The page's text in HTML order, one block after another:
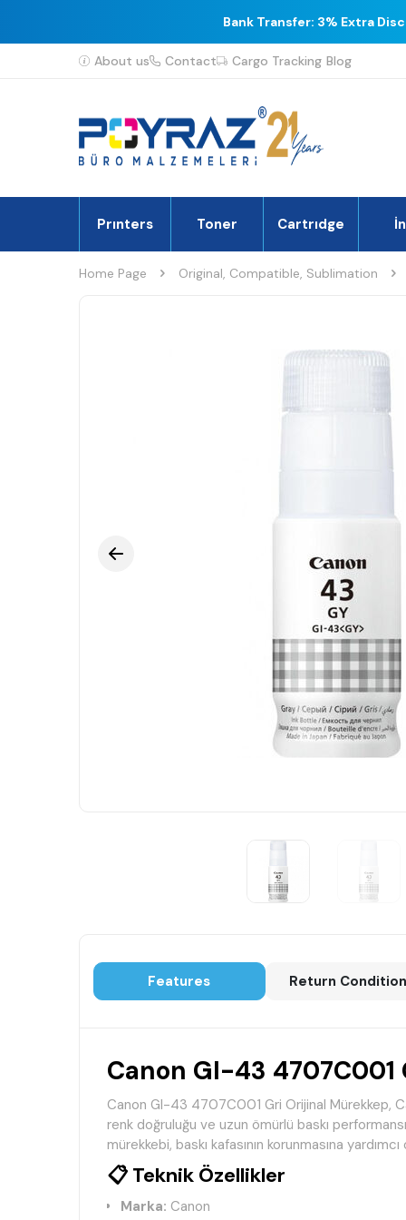
Bank Transfer: 3% Extra
About us Contact Cargo Tracking Blog
Prınters Toner Cartrıdge
Home Page Original, Compatible, Sublimation
Features Return
Canon GI-43
Canon GI-43 4707C001 Gri Orijinal Mürekkep,
renk doğruluğu ve uzun ömürlü baskı
mürekkebi, baskı kafasının korunmasına
📋 Teknik Özellikler
Marka: Canon